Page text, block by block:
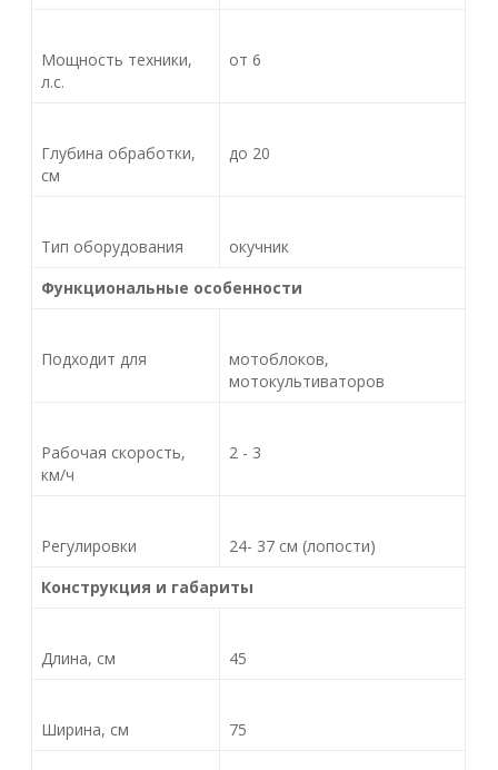
Мощность техники,
л.с.
от 6
Глубина обработки,
см
до 20
Тип оборудования
окучник
Функциональные особенности
Подходит для
мотоблоков,
мотокультиваторов
Рабочая скорость,
км/ч
2 - 3
Регулировки
24- 37 см (лопости)
Конструкция и габариты
Длина, см 45
Ширина, см 75